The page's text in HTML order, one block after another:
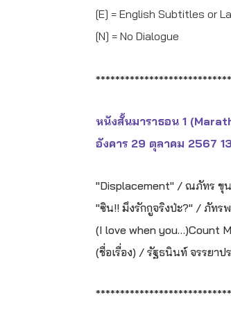
[E] = English Subtitles or
[N] = No Dialogue
หนังสั้นมาราธอน 1
อังคาร 29 ตุลาคม 2567
"Displacement" / ณภัทร ขุน
"ซิน!! มึงรักกูจริงป่ะ?" / ภัทร
(I love when you…)Count
(ชื่อเรื่อง) / รัฐธนินท์ จรรยาป